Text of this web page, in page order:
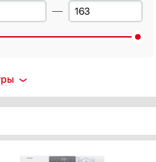
шума при стирке, дБ
шума при отжиме, дБ